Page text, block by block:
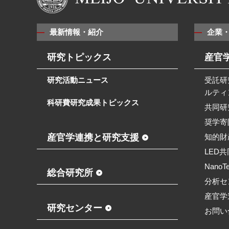
最新情報・紹介
研究トピックス
研究活動ニュース
科研費研究成果トピックス
産官学連携と研究支援
総合研究所
研究センター
企業
産官
受託
ルテ
共同
奨学
知的財
LED
分析
産官
お問